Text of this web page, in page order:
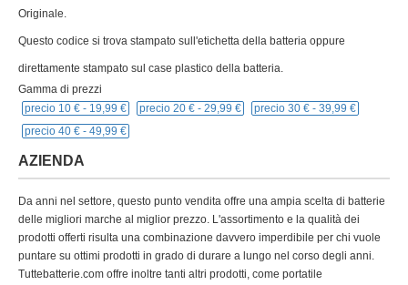
Originale.
Questo codice si trova stampato sull'etichetta della batteria oppure
direttamente stampato sul case plastico della batteria.
Gamma di prezzi
precio 10 € - 19,99 € precio 20 € - 29,99 € precio 30 € - 39,99 €
precio 40 € - 49,99 €
AZIENDA
Da anni nel settore, questo punto vendita offre una ampia scelta di batterie
delle migliori marche al miglior prezzo. L'assortimento e la qualità dei
prodotti offerti risulta una combinazione davvero imperdibile per chi vuole
puntare su ottimi prodotti in grado di durare a lungo nel corso degli anni.
Tuttebatterie.com offre inoltre tanti altri prodotti, come portatile